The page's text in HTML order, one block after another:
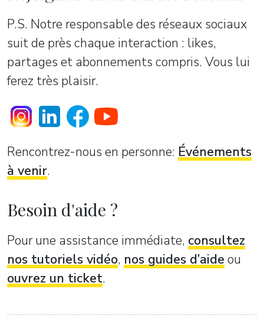
P.S. Notre responsable des réseaux sociaux
suit de près chaque interaction : likes,
partages et abonnements compris. Vous lui
ferez très plaisir.
Rencontrez-nous en personne: Événements
à venir.
Besoin d'aide ?
Pour une assistance immédiate, consultez
nos tutoriels vidéo, nos guides d’aide ou
ouvrez un ticket.